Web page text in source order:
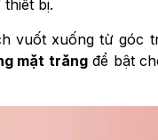
bị.
vuốt xuống từ góc
mặt trăngđể bật